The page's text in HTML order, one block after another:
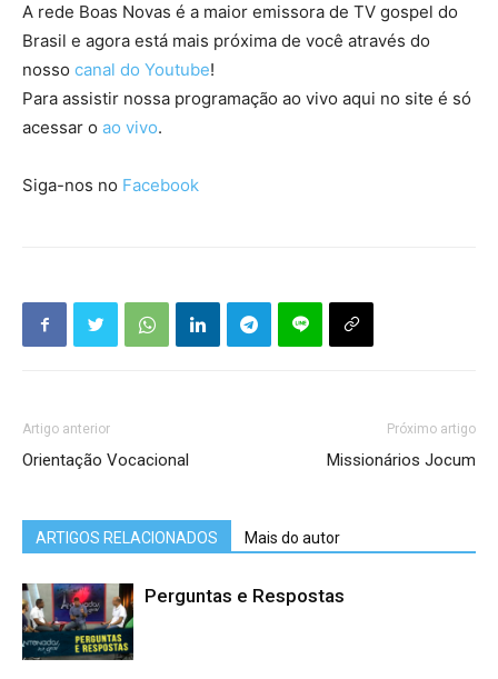
A rede Boas Novas é a maior emissora de TV gospel do
Brasil e agora está mais próxima de você através do
nosso canal do Youtube!
Para assistir nossa programação ao vivo aqui no site é só
acessar o ao vivo.
Siga-nos no Facebook
Artigo anterior
Orientação Vocacional
Próximo artigo
Missionários Jocum
ARTIGOS RELACIONADOS Mais do autor
Perguntas e Respostas